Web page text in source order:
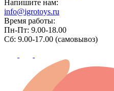
Напишите нам:
info@igrotoys.ru
Время работы:
Пн-Пт: 9.00-18.00
Сб: 9.00-17.00 (самовывоз)